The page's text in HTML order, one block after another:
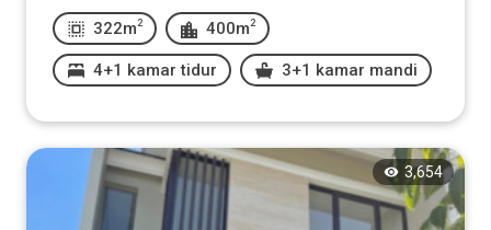
322m 2 400m 2
4+1 kamar tidur 3+1 kamar mandi
3,654